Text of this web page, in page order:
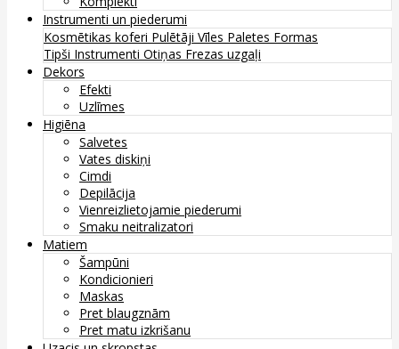
Instrumenti un piederumi
Kosmētikas koferi Pulētāji Vīles Paletes Formas
Tipši Instrumenti Otiņas Frezas uzgaļi
Dekors
Efekti
Uzlīmes
Higiēna
Salvetes
Vates diskiņi
Cimdi
Depilācija
Vienreizlietojamie piederumi
Smaku neitralizatori
Matiem
Šampūni
Kondicionieri
Maskas
Pret blaugznām
Pret matu izkrišanu